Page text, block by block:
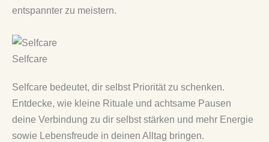
entspannter zu meistern.
Selfcare
Selfcare bedeutet, dir selbst Priorität zu schenken.
Entdecke, wie kleine Rituale und achtsame Pausen
deine Verbindung zu dir selbst stärken und mehr Energie
sowie Lebensfreude in deinen Alltag bringen.